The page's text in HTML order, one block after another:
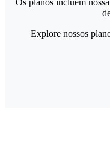
Explore nossos